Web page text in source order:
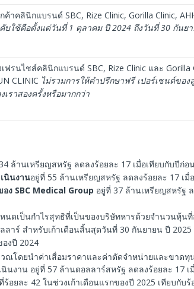
าคลินิกแบรนด์ SBC, Rize Clinic, Gorilla Clinic,
บใช้คือตั้งแต่วันที่1 ตุลาคม ปี2024 ถึงวันที่30 กันย
ฟรนไชส์คลินิกแบรนด์ SBC, Rize Clinic และ Gorilla
CLINIC ไม่รวมการให้คำปรึกษาฟรี เปอร์เซนต์ของ
ราสองครั้งหรือมากกว่า
ล้านเหรียญสหรัฐ ลดลงร้อยละ 17 เมื่อเทียบกับปีก่อ
นินงานอยู่ที่ 55 ล้านเหรียญสหรัฐ ลดลงร้อยละ 17 เมื่
องSBC Medical Group อยู่ที่ 37 ล้านเหรียญสหรัฐ
นดเป็นกำไรสุทธิที่เป็นของบริษัทหารด้วยจำนวนหุ้นที่
ลาร์ สำหรับเก้าเดือนสิ้นสุดวันที่ 30 กันยายน ปี 2025
องปี 2024
ณโดยนำค่าเสื่อมราคาและค่าตัดจำหน่ายและขาดทุ
นินงาน อยู่ที่ 57 ล้านดอลลาร์สหรัฐ ลดลงร้อยละ 17
ร้อยละ 42 ในช่วงเก้าเดือนแรกของปี 2025 เทียบกับ